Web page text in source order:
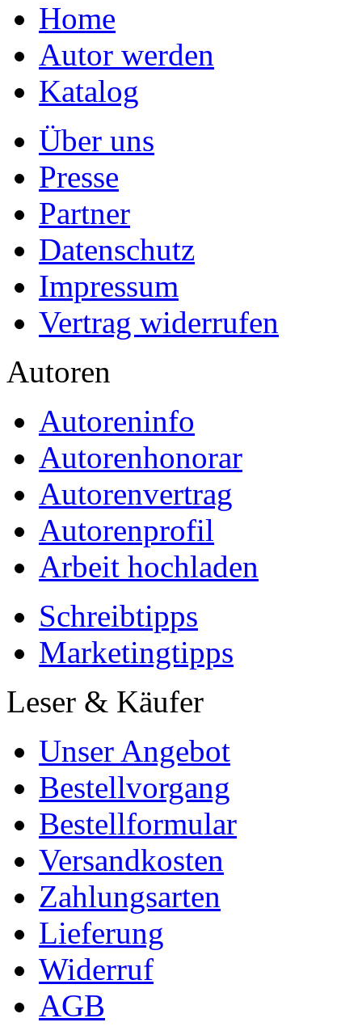
Home
Autor werden
Katalog
Über uns
Presse
Partner
Datenschutz
Impressum
Vertrag widerrufen
Autoren
Autoreninfo
Autorenhonorar
Autorenvertrag
Autorenprofil
Arbeit hochladen
Schreibtipps
Marketingtipps
Leser & Käufer
Unser Angebot
Bestellvorgang
Bestellformular
Versandkosten
Zahlungsarten
Lieferung
Widerruf
AGB